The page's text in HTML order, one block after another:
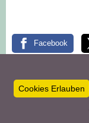
Facebook
Kontakt
Cookies Erlauben